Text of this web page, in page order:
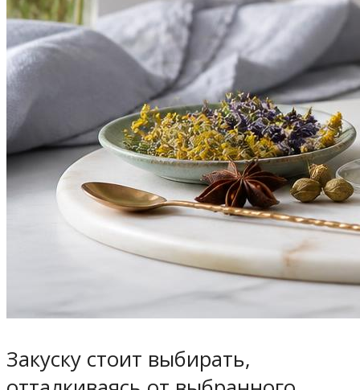
Закуску стоит выбирать,